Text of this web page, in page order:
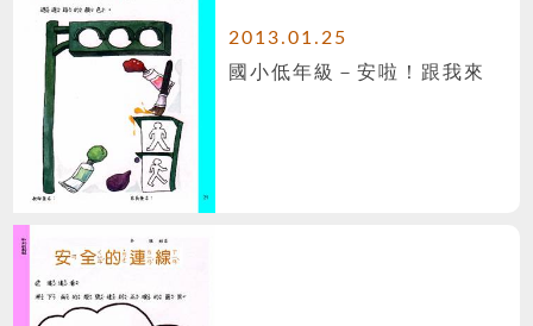
2013.01.25
國小低年級－安啦！跟我來